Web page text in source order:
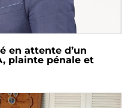
en attente d’un
plainte pénale et